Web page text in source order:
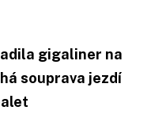
gigaliner na
souprava jezdí